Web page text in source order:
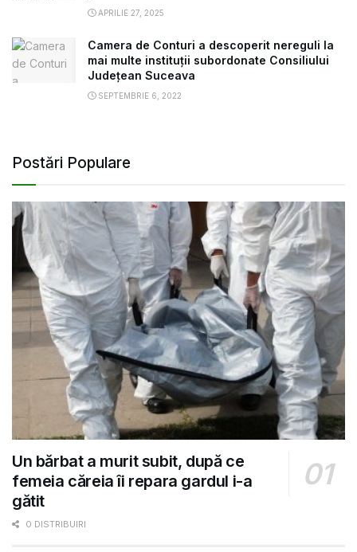
APRILIE 27, 2025
Camera de Conturi a descoperit nereguli la
mai multe instituții subordonate Consiliului
Județean Suceava
SEPTEMBRIE 6, 2022
Postări Populare
Un bărbat a murit subit, după ce
femeia căreia îi repara gardul i-a
gătit
0 DISTRIBUIRI